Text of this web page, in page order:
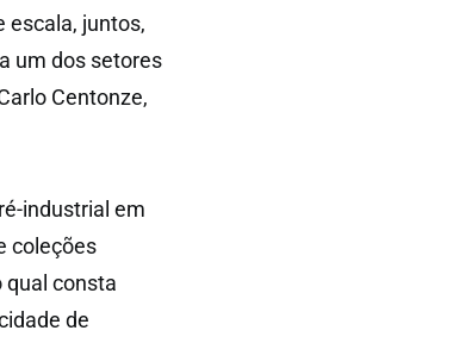
escala, juntos,
um dos setores
Centonze,
industrial em
coleções
qual consta
de